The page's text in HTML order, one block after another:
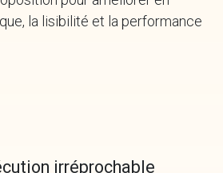
la lisibilité et la performance
irréprochable